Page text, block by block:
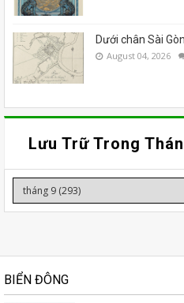
Dưới chân Sài
August 04, 2026
Lưu Trữ Trong
BIỂN ĐÔNG